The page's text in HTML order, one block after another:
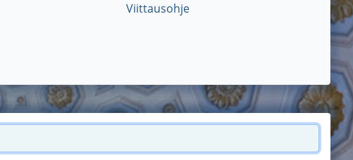
Viittausohje